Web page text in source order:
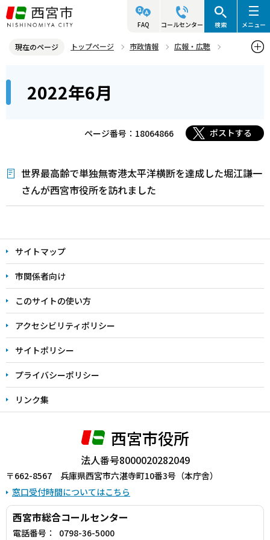
こ
の
ジ
先
FAQ コールセンター 検索 メニュー
現在のページ トップページ 市政情報
広報・広聴
こ
2022年6月
ページ番号：18064866 ポストする
世界最高齢で単独無寄港太平洋横断を達成した堀江謙一
さんが西宮市役所を訪れました
文
こ
こ
ま
で
サイトマップ
市関係者向け
このサイトの使い方
アクセシビリティポリシー
サイトポリシー
プライバシーポリシー
リンク集
西宮市役所
法人番号8000020282049
〒662-8567 兵庫県西宮市六湛寺町10番3号（本庁舎）
窓口受付時間についてはこちら
西宮市総合コールセンター
電話番号： 0798-36-5000